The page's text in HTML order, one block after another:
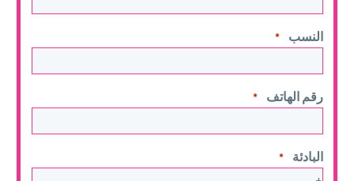
النسب *
رقم الهاتف *
البادئة *